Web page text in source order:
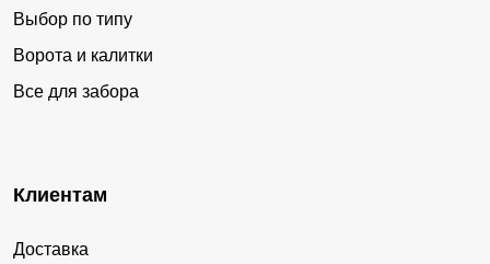
Выбор по типу
Ворота и калитки
Все для забора
Клиентам
Доставка